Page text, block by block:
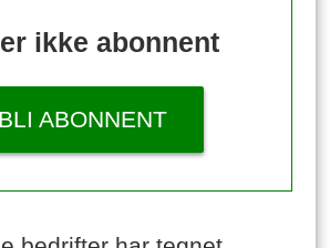
ikke abonnent
BLI ABONNENT